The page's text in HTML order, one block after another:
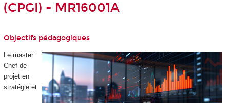
(CPGI) - MR16001A
Objectifs pédagogiques
Le master
Chef de
projet en
stratégie et